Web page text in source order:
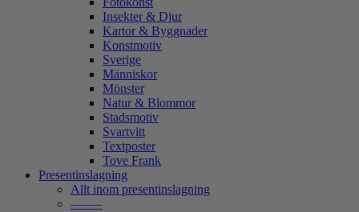
Insekter & Djur
Kartor & Byggnader
Konstmotiv
Sverige
Människor
Mönster
Natur & Blommor
Stadsmotiv
Svartvitt
Textposter
Tove Frank
Presentinslagning
Allt inom presentinslagning
——–